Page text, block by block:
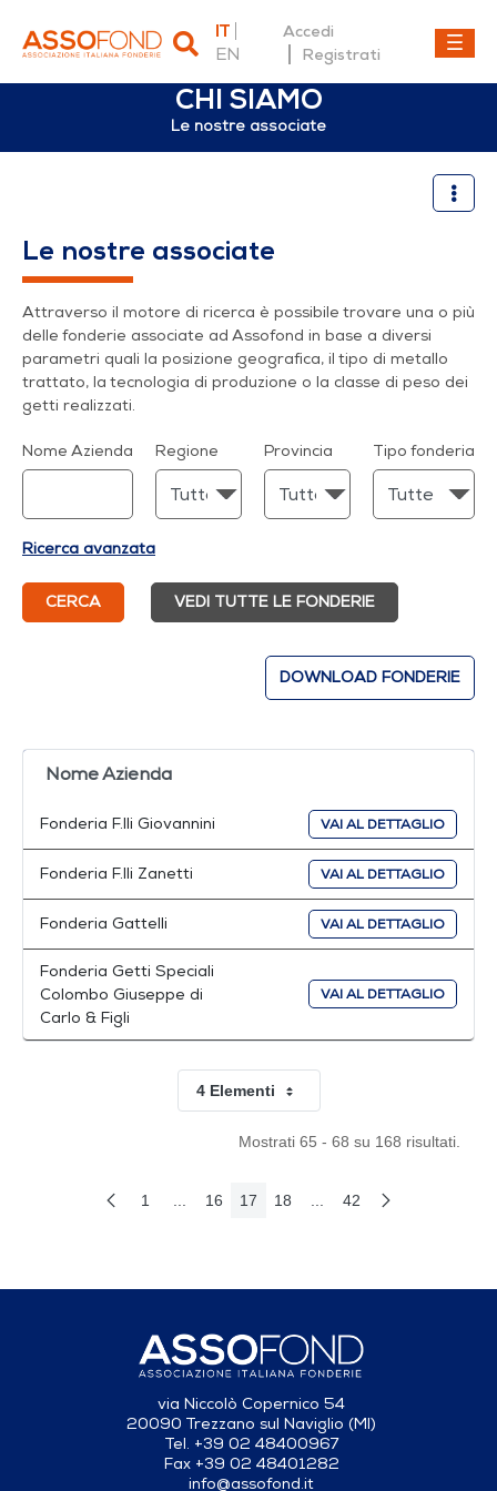
IT
EN
Accedi
Registrati
CHI SIAMO
Le nostre associate
Le nostre associate
Attraverso il motore di ricerca è possibile trovare una o più
delle fonderie associate ad Assofond in base a diversi
parametri quali la posizione geografica, il tipo di metallo
trattato, la tecnologia di produzione o la classe di peso dei
getti realizzati.
Nome Azienda Regione Provincia Tipo fonderia
Ricerca avanzata
CERCA VEDI TUTTE LE FONDERIE
DOWNLOAD FONDERIE
Nome Azienda
Fonderia F.lli Giovannini VAI AL DETTAGLIO
Fonderia F.lli Zanetti VAI AL DETTAGLIO
Fonderia Gattelli VAI AL DETTAGLIO
Fonderia Getti Speciali
Colombo Giuseppe di
Carlo & Figli
VAI AL DETTAGLIO
4 ElementiPer pagina
Mostrati 65 - 68 su 168 risultati.
Pagina Precedente
1
16
17
18 42 Pagina Seguente
via Niccolò Copernico 54
20090 Trezzano sul Naviglio (MI)
Tel. +39 02 48400967
Fax +39 02 48401282
info@assofond.it